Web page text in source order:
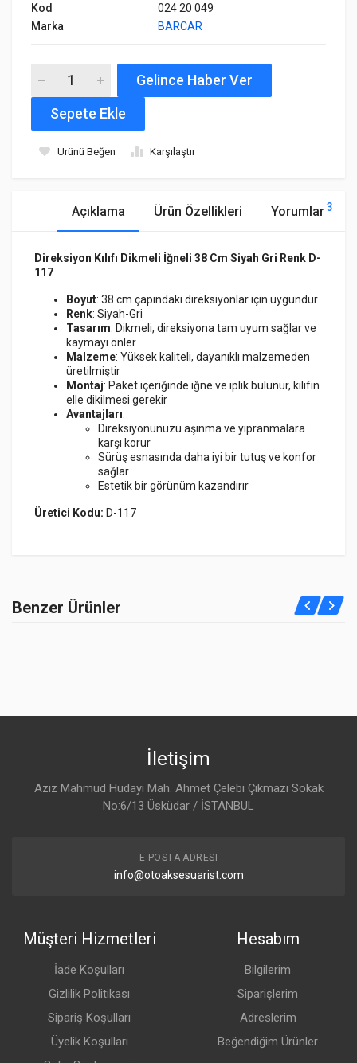
Kod
024 20 049
Marka
BARCAR
Gelince Haber Ver
Sepete Ekle
Ürünü Beğen Karşılaştır
Açıklama Ürün Özellikleri Yorumlar3
Direksiyon Kılıfı Dikmeli İğneli 38 Cm Siyah Gri Renk D-
117
Boyut: 38 cm çapındaki direksiyonlar için uygundur
Renk: Siyah-Gri
Tasarım: Dikmeli, direksiyona tam uyum sağlar ve
kaymayı önler
Malzeme: Yüksek kaliteli, dayanıklı malzemeden
üretilmiştir
Montaj: Paket içeriğinde iğne ve iplik bulunur, kılıfın
elle dikilmesi gerekir
Avantajları:
Direksiyonunuzu aşınma ve yıpranmalara
karşı korur
Sürüş esnasında daha iyi bir tutuş ve konfor
sağlar
Estetik bir görünüm kazandırır
Üretici Kodu: D-117
Henüz bu ürüne bir yorum yapılmamış.
10 Reviews
Specter Brake Kit
Specter (China)
NNO-120K643-S
$569.00
Benzer Ürünler
İletişim
Aziz Mahmud Hüdayi Mah. Ahmet Çelebi Çıkmazı Sokak
No:6/13 Üsküdar / İSTANBUL
E-POSTA ADRESI
info@otoaksesuarist.com
Müşteri Hizmetleri
İade Koşulları
Gizlilik Politikası
Sipariş Koşulları
Üyelik Koşulları
Hesabım
Bilgilerim
Siparişlerim
Adreslerim
Beğendiğim Ürünler